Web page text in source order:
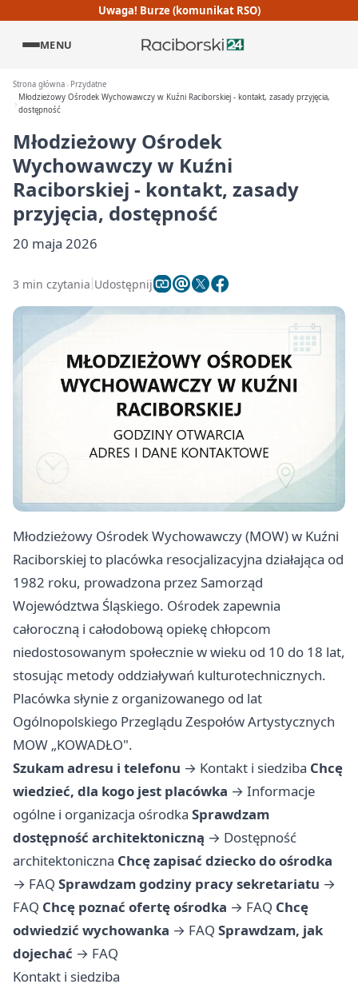
Uwaga! Burze (komunikat RSO)
MENU
Strona główna
Przydatne
Młodzieżowy Ośrodek Wychowawczy w Kuźni Raciborskiej - kontakt, zasady przyjęcia,
dostępność
Młodzieżowy Ośrodek
Wychowawczy w Kuźni
Raciborskiej - kontakt, zasady
przyjęcia, dostępność
20 maja 2026
3 min czytania Udostępnij
Młodzieżowy Ośrodek Wychowawczy (MOW) w Kuźni
Raciborskiej to placówka resocjalizacyjna działająca od
1982 roku, prowadzona przez Samorząd
Województwa Śląskiego. Ośrodek zapewnia
całoroczną i całodobową opiekę chłopcom
niedostosowanym społecznie w wieku od 10 do 18 lat,
stosując metody oddziaływań kulturotechnicznych.
Placówka słynie z organizowanego od lat
Ogólnopolskiego Przeglądu Zespołów Artystycznych
MOW „KOWADŁO".
Szukam adresu i telefonu → Kontakt i siedziba Chcę
wiedzieć, dla kogo jest placówka → Informacje
ogólne i organizacja ośrodka Sprawdzam
dostępność architektoniczną → Dostępność
architektoniczna Chcę zapisać dziecko do ośrodka
→ FAQ Sprawdzam godziny pracy sekretariatu →
FAQ Chcę poznać ofertę ośrodka → FAQ Chcę
odwiedzić wychowanka → FAQ Sprawdzam, jak
dojechać → FAQ
Kontakt i siedziba